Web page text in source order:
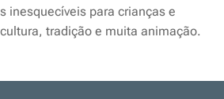
inesquecíveis para crianças e
tradição e muita animação.